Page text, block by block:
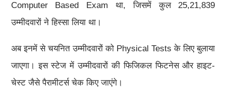
Computer Based Exam था, जिसमें कुल 25,21,839
उम्मीदवारों ने हिस्सा लिया था।
अब इनमें से चयनित उम्मीदवारों को Physical Tests के लिए बुलाया
जाएगा। इस स्टेज में उम्मीदवारों की फिजिकल फिटनेस और हाइट-
चेस्ट जैसे पैरामीटर्स चेक किए जाएंगे।